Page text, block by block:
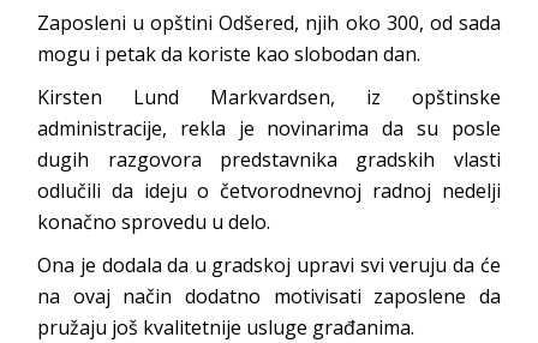
Zaposleni u opštini Odšered, njih oko 300, od sada
mogu i petak da koriste kao slobodan dan.
Kirsten Lund Markvardsen, iz opštinske
administracije, rekla je novinarima da su posle
dugih razgovora predstavnika gradskih vlasti
odlučili da ideju o četvorodnevnoj radnoj nedelji
konačno sprovedu u delo.
Ona je dodala da u gradskoj upravi svi veruju da će
na ovaj način dodatno motivisati zaposlene da
pružaju još kvalitetnije usluge građanima.